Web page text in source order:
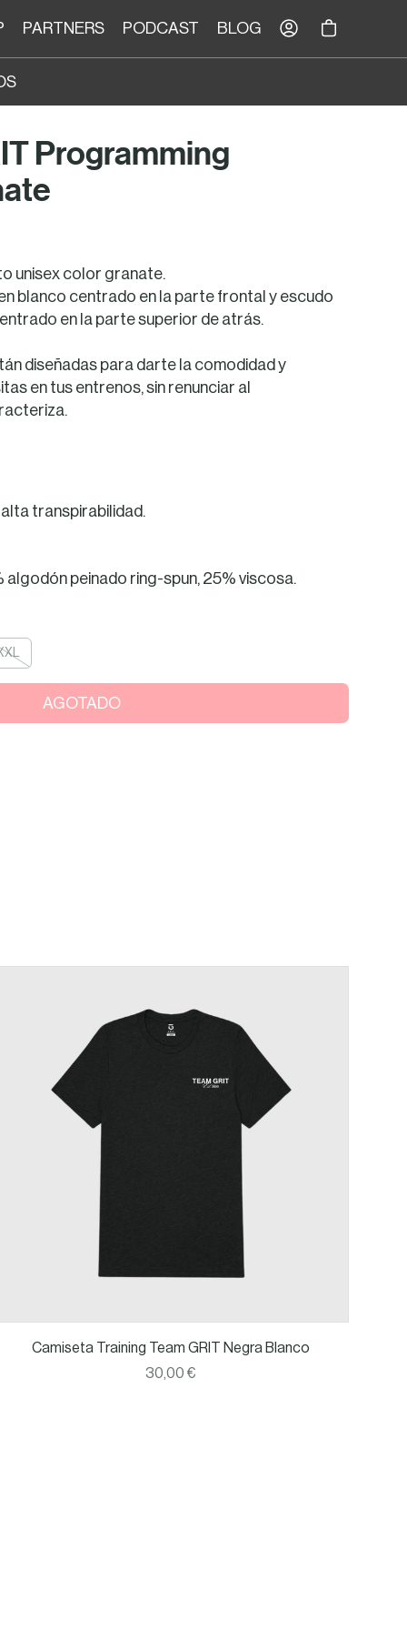
PARTNERS PODCAST BLOG Tu Carrito
Programming
unisex color granate.
blanco centrado en la parte frontal y escudo
en la parte superior de atrás.
diseñadas para darte la comodidad y
en tus entrenos, sin renunciar al
transpirabilidad.
algodón peinado ring-spun, 25% viscosa.
AGOTADO
Camiseta Training Team GRIT Negra Blanco
30,00 €